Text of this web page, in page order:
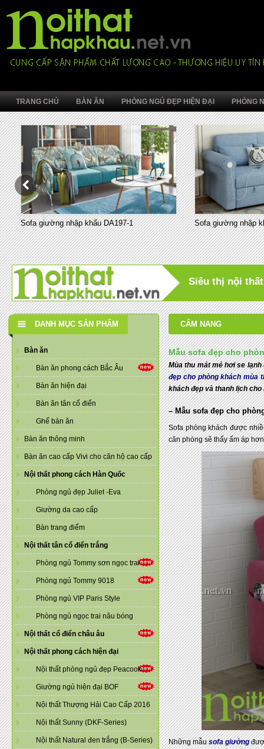
TRANG CHỦ BÀN ĂN PHÒNG NGỦ ĐẸP HIỆN ĐẠI PHÒNG
Sofa giường nhập khẩu DA197-1 Sofa giường nhập
Siêu thị nội
DANH MỤC SẢN PHẨM
Bàn ăn
Bàn ăn phong cách Bắc Âu
Bàn ăn hiện đại
Bàn ăn tân cổ điển
Ghế bàn ăn
Bàn ăn thông minh
Bàn ăn cao cấp Vivi cho căn hộ cao cấp
Nội thất phong cách Hàn Quốc
Phòng ngủ đẹp Juliet -Eva
Giường da cao cấp
Bàn trang điểm
Nội thất tân cổ điển trắng
Phòng ngủ Tommy sơn ngọc trai
Phòng ngủ Tommy 9018
Phòng ngủ VIP Paris Style
Phòng ngủ ngọc trai nâu bóng
Nội thất cổ điển châu âu
Nội thất phong cách hiện đại
Nội thất phòng ngủ đẹp Peacook
Giường ngủ hiện đại BOF
Nội thất Thượng Hải Cao Cấp 2016
Nội thất Sunny (DKF-Series)
Nội thất Natural đen trắng (B-Series)
CẨM NANG
Mẫu sofa đẹp cho
Mùa thu mát mẻ hơi se
đẹp cho phòng khách mùa
khách đẹp và thanh lịch
– Mẫu sofa đẹp cho
Sofa phòng khách được
căn phòng sẽ thấy ấm áp
Những mẫusofa giường